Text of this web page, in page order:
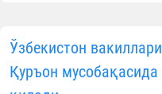
Ўзбекистон
Қуръон